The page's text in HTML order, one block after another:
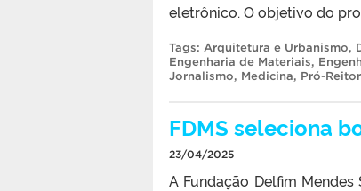
eletrônico. O objetivo do
Tags: Arquitetura e Urbanismo,
Engenharia de Materiais,
Jornalismo, Medicina, Pró-
FDMS seleciona
23/04/2025
A Fundação Delfim